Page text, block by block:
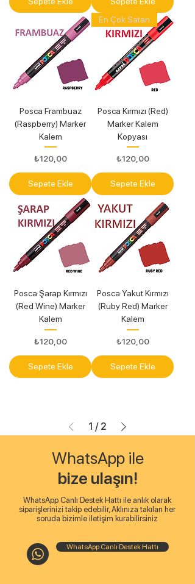
Posca Frambuaz
(Raspberry) Marker
Kalem
Fiyat
₺120,00
Sepete Ekle
En Çok Satan
Posca Kırmızı (Red)
Marker Kalem
Kopyası
Fiyat
₺120,00
Sepete Ekle
Posca Şarap Kırmızı
(Red Wine) Marker
Kalem
Fiyat
₺120,00
Sepete Ekle
Posca Yakut Kırmızı
(Ruby Red) Marker
Kalem
Fiyat
₺120,00
Sepete Ekle
1 / 2
WhatsApp ile
bize ulaşın!
WhatsApp Canlı Destek Hattı ile anlık olarak
siparişlerinizi takip edebilir, Aklınıza takılan her
soruda bizimle iletişim kurabilirsiniz
WhatsApp Canlı Destek Hattı